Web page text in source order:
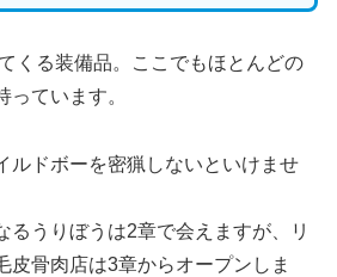
くる装備品。ここでもほとんどの
ています。
ルドボーを密猟しないといけませ
るうりぼうは2章で会えますが、リ
皮骨肉店は3章からオープンしま